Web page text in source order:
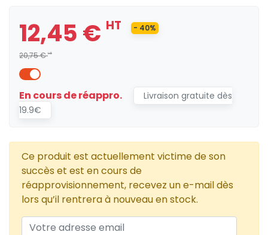
12,45 € HT
20,75 €HT
- 40%
En cours de réappro.
Livraison gratuite dès
19.9€
Ce produit est actuellement victime de son
succès et est en cours de
réapprovisionnement, recevez un e-mail dès
lors qu’il rentrera à nouveau en stock.